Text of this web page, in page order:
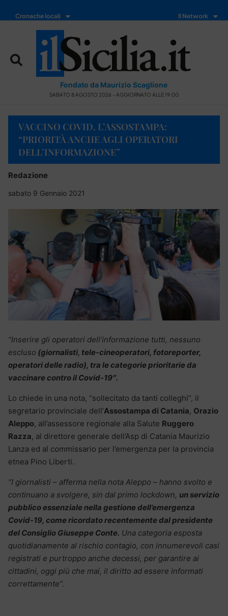
Cronache locali Il Network
Fondato da Maurizio Scaglione
SABATO 8 AGOSTO 2026 - AGGIORNATO ALLE 19:00
VACCINO COVID, L’ASSOSTAMPA:
“PRIORITÀ ANCHE AGLI OPERATORI
DELL’INFORMAZIONE”
Redazione
sabato 9 Gennaio 2021
“Inserire gli operatori dell’informazione tutti, nessuno
escluso (giornalisti, tele-cineoperatori, fotoreporter,
operatori delle radio), tra le categorie prioritarie da
vaccinare contro il Covid-19″.
Lo chiede in una nota, “sollecitato da tanti colleghi”, il
segretario provinciale dell’Assostampa di Catania, Orazio
Aleppo, all’assessore regionale alla Salute Ruggero
Razza, al direttore generale dell’Asp di Catania Maurizio
Lanza ed al commissario per l’emergenza per la provincia
etnea Pino Liberti.
“I giornalisti – afferma nella nota Aleppo – hanno svolto e
continuano a svolgere, sin dal primo lockdown, un servizio
pubblico essenziale nella gestione dell’emergenza
Covid-19, come ricordato recentemente dal presidente
del Consiglio Giuseppe Conte. Una categoria esposta
quotidianamente al rischio contagio, con innumerevoli casi
registrati e purtroppo anche decessi, per garantire ai
cittadini, oggi più che mai, il diritto ad essere informati
correttamente”.